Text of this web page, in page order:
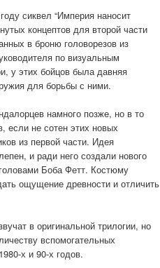
сиквел “Империя наносит
концептов для второй части
в броню головорезов из
по визуальным
у этих бойцов была давняя
для борьбы с ними.
намного позже, но в то
если не сотен этих новых
из первой части. Идея
и ради него создали нового
Боба Фетт. Костюму
ощущение древности и отличить
в оригинальной трилогии, но
вспомогательных
х и 90-х годов.